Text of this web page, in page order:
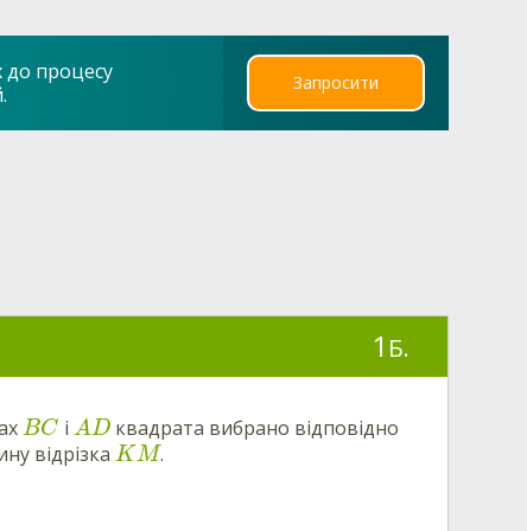
до процесу
Запросити
1 Б.
BC і A D квадрата вибрано відповідно
відрізкаK M.